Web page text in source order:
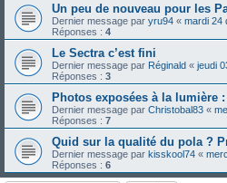
Un peu de nouveau pour les
Dernier message par yru94 « mardi 24
Réponses : 4
Le Sectra c’est fini
Dernier message par Réginald « jeudi
Réponses : 3
Photos exposées à la lumière
Dernier message par Christobal83 «
Réponses : 7
Quid sur la qualité du pola ?
Dernier message par kisskool74 «
Réponses : 6